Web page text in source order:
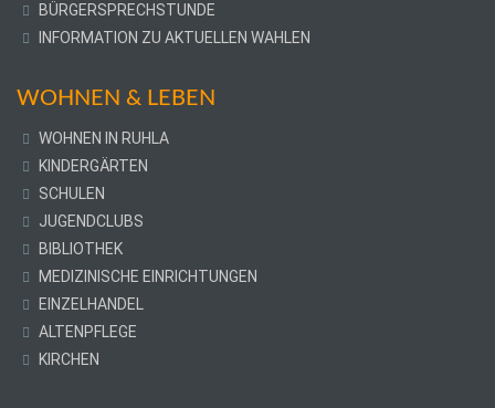
BÜRGERSPRECHSTUNDE
INFORMATION ZU AKTUELLEN WAHLEN
WOHNEN & LEBEN
WOHNEN IN RUHLA
KINDERGÄRTEN
SCHULEN
JUGENDCLUBS
BIBLIOTHEK
MEDIZINISCHE EINRICHTUNGEN
EINZELHANDEL
ALTENPFLEGE
KIRCHEN